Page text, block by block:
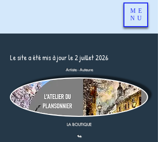
ME
NU
Le site a été mis à jour le 2 juillet 2026
Artiste - Auteure
LA BOUTIQUE
↬